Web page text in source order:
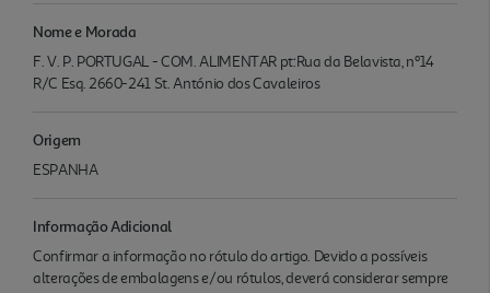
Nome e Morada
F. V. P. PORTUGAL - COM. ALIMENTAR pt:Rua da Belavista, nº14
R/C Esq. 2660-241 St. António dos Cavaleiros
Origem
ESPANHA
Informação Adicional
Confirmar a informação no rótulo do artigo. Devido a possíveis
alterações de embalagens e/ou rótulos, deverá considerar sempre